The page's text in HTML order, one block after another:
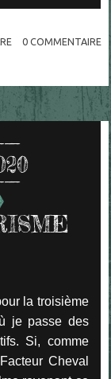
0 COMMENTAIRE
la troisième
je passe des
Si, comme
Cheval